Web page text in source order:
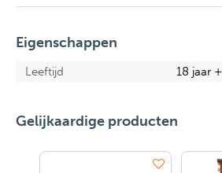
Eigenschappen
Leeftijd 18 jaar +
Gelijkaardige producten